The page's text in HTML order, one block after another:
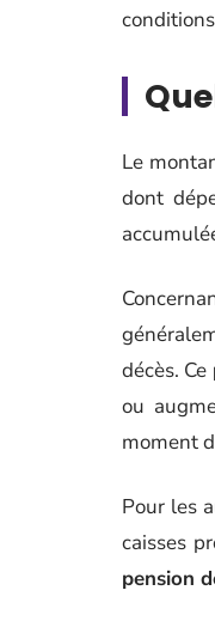
Le
dont
décès. Ce
ou
moment
Pour les
caisses
pension